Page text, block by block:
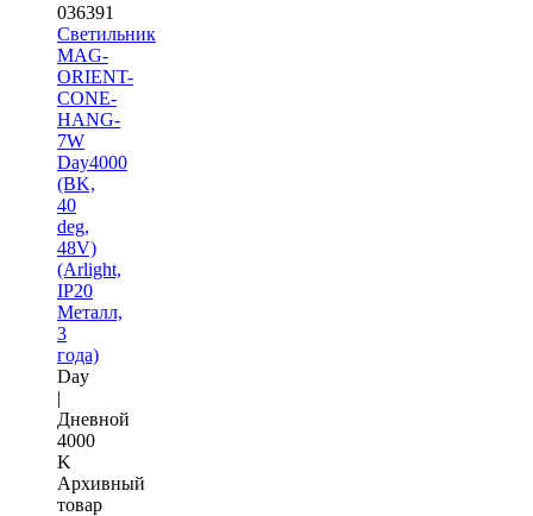
036391
Светильник
MAG-
ORIENT-
CONE-
HANG-
7W
Day4000
(BK,
40
deg,
48V)
(Arlight,
IP20
Металл,
3
года)
Day
|
Дневной
4000
K
Архивный
товар